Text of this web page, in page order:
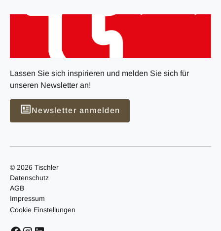
Lassen Sie sich inspirieren und melden Sie sich für
unseren Newsletter an!
Newsletter anmelden
© 2026 Tischler
Datenschutz
AGB
Impressum
Cookie Einstellungen